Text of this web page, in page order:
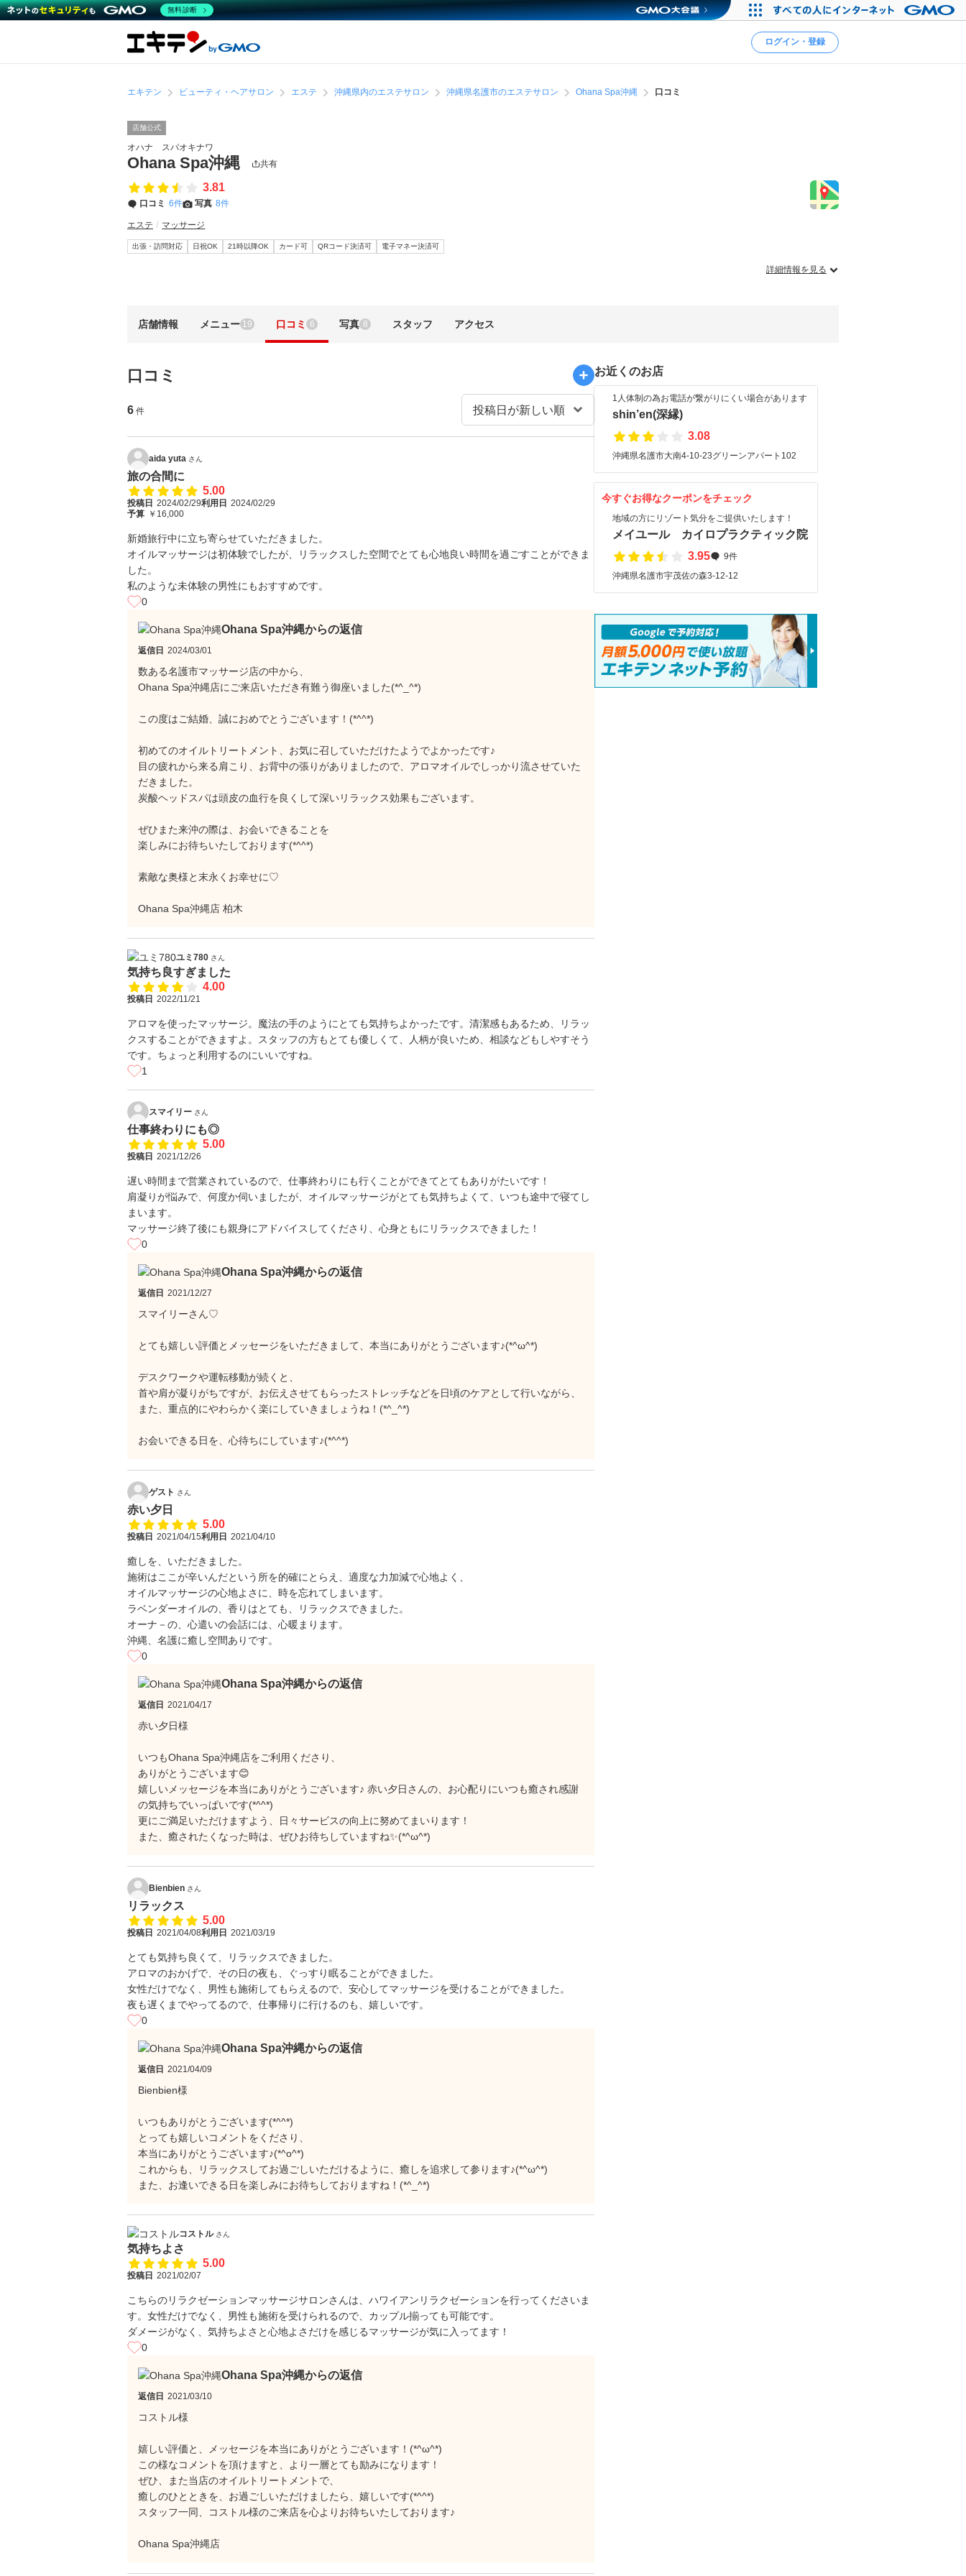
ログイン・登録
エキテン ビューティ・ヘアサロン エステ 沖縄県内のエステサロン 沖縄県名護市のエステサロン Ohana Spa沖縄 口コミ
店舗公式
オハナ スパオキナワ
Ohana Spa沖縄 共有
3.81
口コミ 6件 写真 8件
エステ マッサージ
出張・訪問対応 日祝OK 21時以降OK カード可 QRコード決済可 電子マネー決済可
詳細情報を見る
店舗情報 メニュー 19 口コミ 6 写真 8 スタッフ アクセス
口コミ
6 件
aida yuta さん
旅の合間に
5.00
投稿日 2024/02/29利用日 2024/02/29
予算 ￥16,000
新婚旅行中に立ち寄らせていただきました。
オイルマッサージは初体験でしたが、リラックスした空間でとても心地良い時間を過ごすことができま
した。
私のような未体験の男性にもおすすめです。
0
Ohana Spa沖縄からの返信
返信日 2024/03/01
数ある名護市マッサージ店の中から、
Ohana Spa沖縄店にご来店いただき有難う御座いました(*^_^*)
この度はご結婚、誠におめでとうございます！(*^^*)
初めてのオイルトリートメント、お気に召していただけたようでよかったです♪
目の疲れから来る肩こり、お背中の張りがありましたので、アロマオイルでしっかり流させていた
だきました。
炭酸ヘッドスパは頭皮の血行を良くして深いリラックス効果もございます。
ぜひまた来沖の際は、お会いできることを
楽しみにお待ちいたしております(*^^*)
素敵な奥様と末永くお幸せに♡
Ohana Spa沖縄店 柏木
ユミ780 さん
気持ち良すぎました
4.00
投稿日 2022/11/21
アロマを使ったマッサージ。魔法の手のようにとても気持ちよかったです。清潔感もあるため、リラッ
クスすることができますよ。スタッフの方もとても優しくて、人柄が良いため、相談などもしやすそう
です。ちょっと利用するのにいいですね。
1
スマイリー さん
仕事終わりにも◎
5.00
投稿日 2021/12/26
遅い時間まで営業されているので、仕事終わりにも行くことができてとてもありがたいです！
肩凝りが悩みで、何度か伺いましたが、オイルマッサージがとても気持ちよくて、いつも途中で寝てし
まいます。
マッサージ終了後にも親身にアドバイスしてくださり、心身ともにリラックスできました！
0
Ohana Spa沖縄からの返信
返信日 2021/12/27
スマイリーさん♡
とても嬉しい評価とメッセージをいただきまして、本当にありがとうございます♪(*^ω^*)
デスクワークや運転移動が続くと、
首や肩が凝りがちですが、お伝えさせてもらったストレッチなどを日頃のケアとして行いながら、
また、重点的にやわらかく楽にしていきましょうね！(*^_^*)
お会いできる日を、心待ちにしています♪(*^^*)
ゲスト さん
赤い夕日
5.00
投稿日 2021/04/15利用日 2021/04/10
癒しを、いただきました。
施術はここが辛いんだという所を的確にとらえ、適度な力加減で心地よく、
オイルマッサージの心地よさに、時を忘れてしまいます。
ラベンダーオイルの、香りはとても、リラックスできました。
オーナ－の、心遣いの会話には、心暖まります。
沖縄、名護に癒し空間ありです。
0
Ohana Spa沖縄からの返信
返信日 2021/04/17
赤い夕日様
いつもOhana Spa沖縄店をご利用くださり、
ありがとうございます😊
嬉しいメッセージを本当にありがとうございます♪ 赤い夕日さんの、お心配りにいつも癒され感謝
の気持ちでいっぱいです(*^^*)
更にご満足いただけますよう、日々サービスの向上に努めてまいります！
また、癒されたくなった時は、ぜひお待ちしていますね✨(*^ω^*)
Bienbien さん
リラックス
5.00
投稿日 2021/04/08利用日 2021/03/19
とても気持ち良くて、リラックスできました。
アロマのおかげで、その日の夜も、ぐっすり眠ることができました。
女性だけでなく、男性も施術してもらえるので、安心してマッサージを受けることができました。
夜も遅くまでやってるので、仕事帰りに行けるのも、嬉しいです。
0
Ohana Spa沖縄からの返信
返信日 2021/04/09
Bienbien様
いつもありがとうございます(*^^*)
とっても嬉しいコメントをくださり、
本当にありがとうございます♪(*^o^*)
これからも、リラックスしてお過ごしいただけるように、癒しを追求して参ります♪(*^ω^*)
また、お逢いできる日を楽しみにお待ちしておりますね！(*^_^*)
コストル さん
気持ちよさ
5.00
投稿日 2021/02/07
こちらのリラクゼーションマッサージサロンさんは、ハワイアンリラクゼーションを行ってくださいま
す。女性だけでなく、男性も施術を受けられるので、カップル揃っても可能です。
ダメージがなく、気持ちよさと心地よさだけを感じるマッサージが気に入ってます！
0
Ohana Spa沖縄からの返信
返信日 2021/03/10
コストル様
嬉しい評価と、メッセージを本当にありがとうございます！(*^ω^*)
この様なコメントを頂けますと、より一層とても励みになります！
ぜひ、また当店のオイルトリートメントで、
癒しのひとときを、お過ごしいただけましたら、嬉しいです(*^^*)
スタッフ一同、コストル様のご来店を心よりお待ちいたしております♪
Ohana Spa沖縄店
お近くのお店
1人体制の為お電話が繋がりにくい場合があります
shin’en(深縁)
3.08
沖縄県名護市大南4-10-23グリーンアパート102
今すぐお得なクーポンをチェック
地域の方にリゾート気分をご提供いたします！
メイユール カイロプラクティック院
3.95
9件
沖縄県名護市宇茂佐の森3-12-12
無料診断